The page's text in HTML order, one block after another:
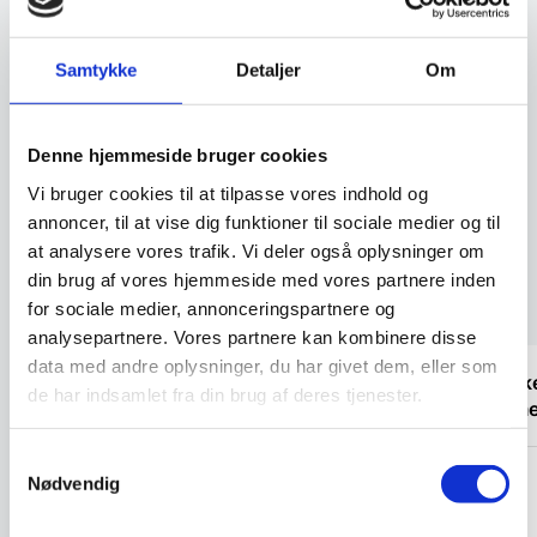
Samtykke Detaljer Om
Denne hjemmeside bruger cookies
Vi bruger cookies til at tilpasse vores indhold og
annoncer, til at vise dig funktioner til sociale medier og til
at analysere vores trafik. Vi deler også oplysninger om
din brug af vores hjemmeside med vores partnere inden
for sociale medier, annonceringspartnere og
analysepartnere. Vores partnere kan kombinere disse
data med andre oplysninger, du har givet dem, eller som
de har indsamlet fra din brug af deres tjenester.
Nødvendig
555 x (h)1750 mm,
Pujadas
Kombiner denne sidestøtte i tre
niveauer fra Pujadas med andre
381,87DKK
Vi prismatcher Vi prismatcher
Kundetilfredshed
“Professionel og hurtig modtagelse af de
leverede varer. Nice samarbejde”
Darut Laila